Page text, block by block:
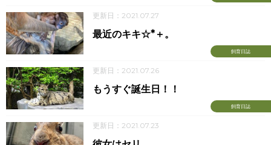
更新日：2021.07.27
飼育日誌
最近のキキ☆*＋。
更新日：2021.07.26
飼育日誌
もうすぐ誕生日！！
更新日：2021.07.23